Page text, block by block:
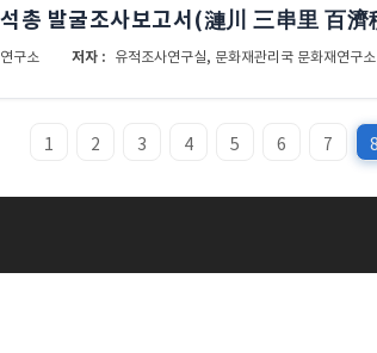
총 발굴조사보고서(漣川 三串里 百
구소 저자 : 유적조사연구실, 문화재관리국 문화재연구소
1 2 3 4 5 6 7 8